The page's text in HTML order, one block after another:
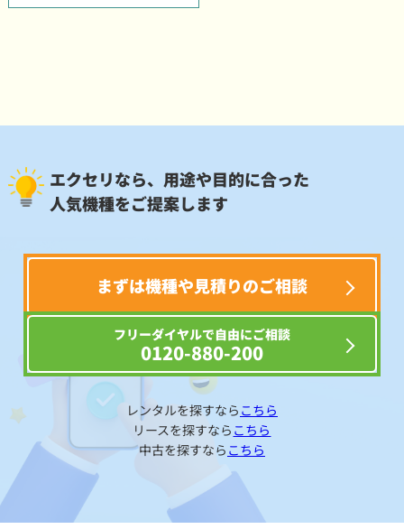
エクセリなら、用途や目的に合った
人気機種をご提案します
まずは機種や見積りのご相談
フリーダイヤルで自由にご相談
0120-880-200
レンタルを探すなら こちら
リースを探すなら こちら
中古を探すなら こちら